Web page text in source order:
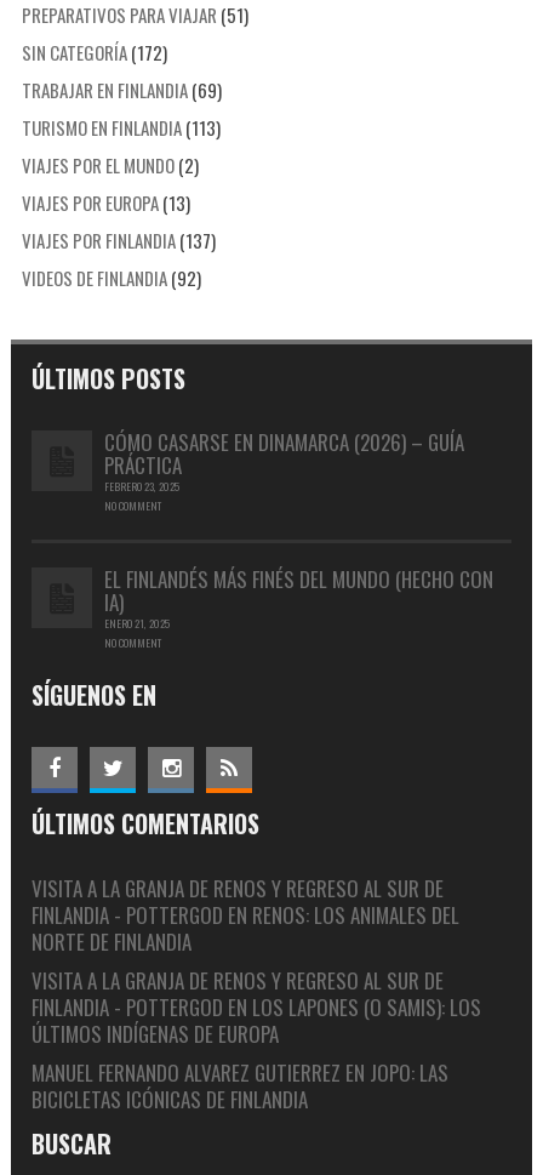
PREPARATIVOS PARA VIAJAR (51)
SIN CATEGORÍA(172)
TRABAJAR EN FINLANDIA(69)
TURISMO EN FINLANDIA(113)
VIAJES POR EL MUNDO(2)
VIAJES POR EUROPA(13)
VIAJES POR FINLANDIA(137)
VIDEOS DE FINLANDIA(92)
ÚLTIMOS POSTS
CÓMO CASARSE EN DINAMARCA (2026) – GUÍA
PRÁCTICA
FEBRERO 23, 2025
NO COMMENT
EL FINLANDÉS MÁS FINÉS DEL MUNDO (HECHO CON
IA)
ENERO 21, 2025
NO COMMENT
SÍGUENOS EN
ÚLTIMOS COMENTARIOS
VISITA A LA GRANJA DE RENOS Y REGRESO AL SUR DE
FINLANDIA - POTTERGOD EN RENOS: LOS ANIMALES DEL
NORTE DE FINLANDIA
VISITA A LA GRANJA DE RENOS Y REGRESO AL SUR DE
FINLANDIA - POTTERGOD EN LOS LAPONES (O SAMIS): LOS
ÚLTIMOS INDÍGENAS DE EUROPA
MANUEL FERNANDO ALVAREZ GUTIERREZ EN JOPO: LAS
BICICLETAS ICÓNICAS DE FINLANDIA
BUSCAR